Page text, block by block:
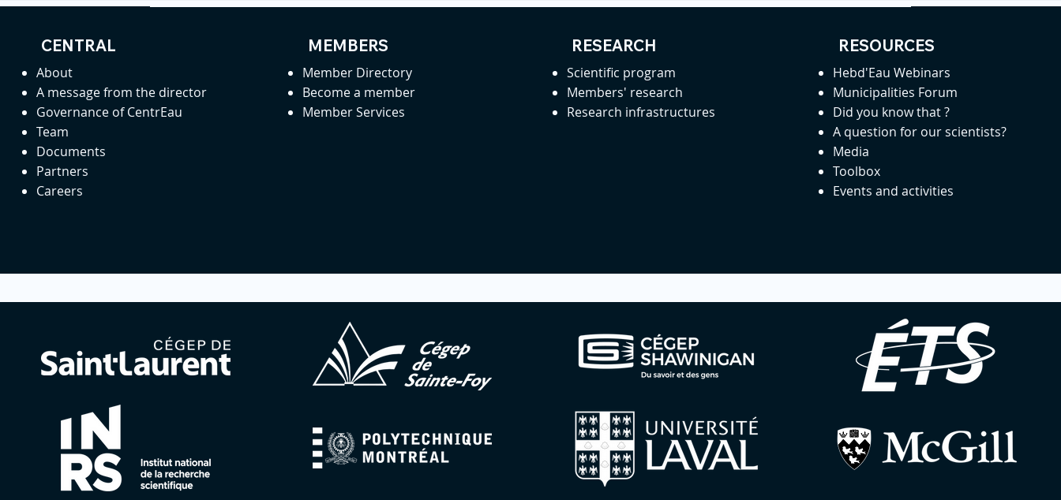
CENTRAL
About
A message from the director
Governance of CentrEau
Team
Documents
Partners
Careers
MEMBERS
Member Directory
Become a member
Member Services
RESEARCH
Scientific program
Members' research
Research infrastructures
RESOURCES
Hebd'Eau Webinars
Municipalities Forum
Did you know that ?
A question for our scientists?
Media
Toolbox
Events and activities